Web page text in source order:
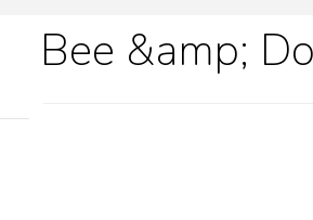
Bee &amp;